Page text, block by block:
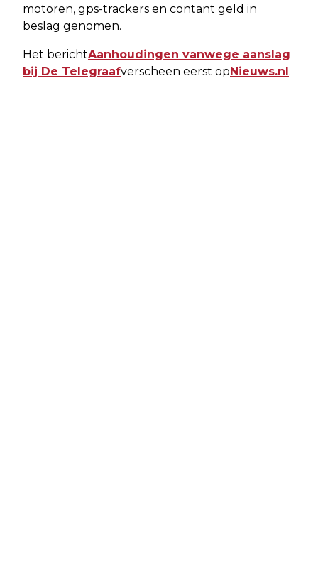
motoren, gps-trackers en contant geld in
beslag genomen.
Het berichtAanhoudingen vanwege aanslag
bij De Telegraafverscheen eerst op Nieuws.nl .